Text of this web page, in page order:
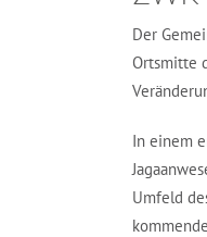
Der
Ortsmitte
In einem
Umfeld